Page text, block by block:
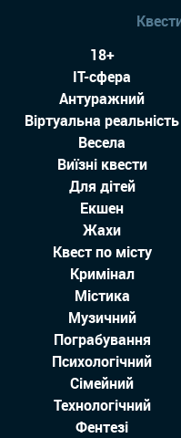
18+
IT-сфера
Антуражний
Віртуальна реальність
Весела
Виїзні квести
Для дітей
Екшен
Жахи
Квест по місту
Кримінал
Містика
Музичний
Пограбування
Психологічний
Сімейний
Технологiчний
Фентезі